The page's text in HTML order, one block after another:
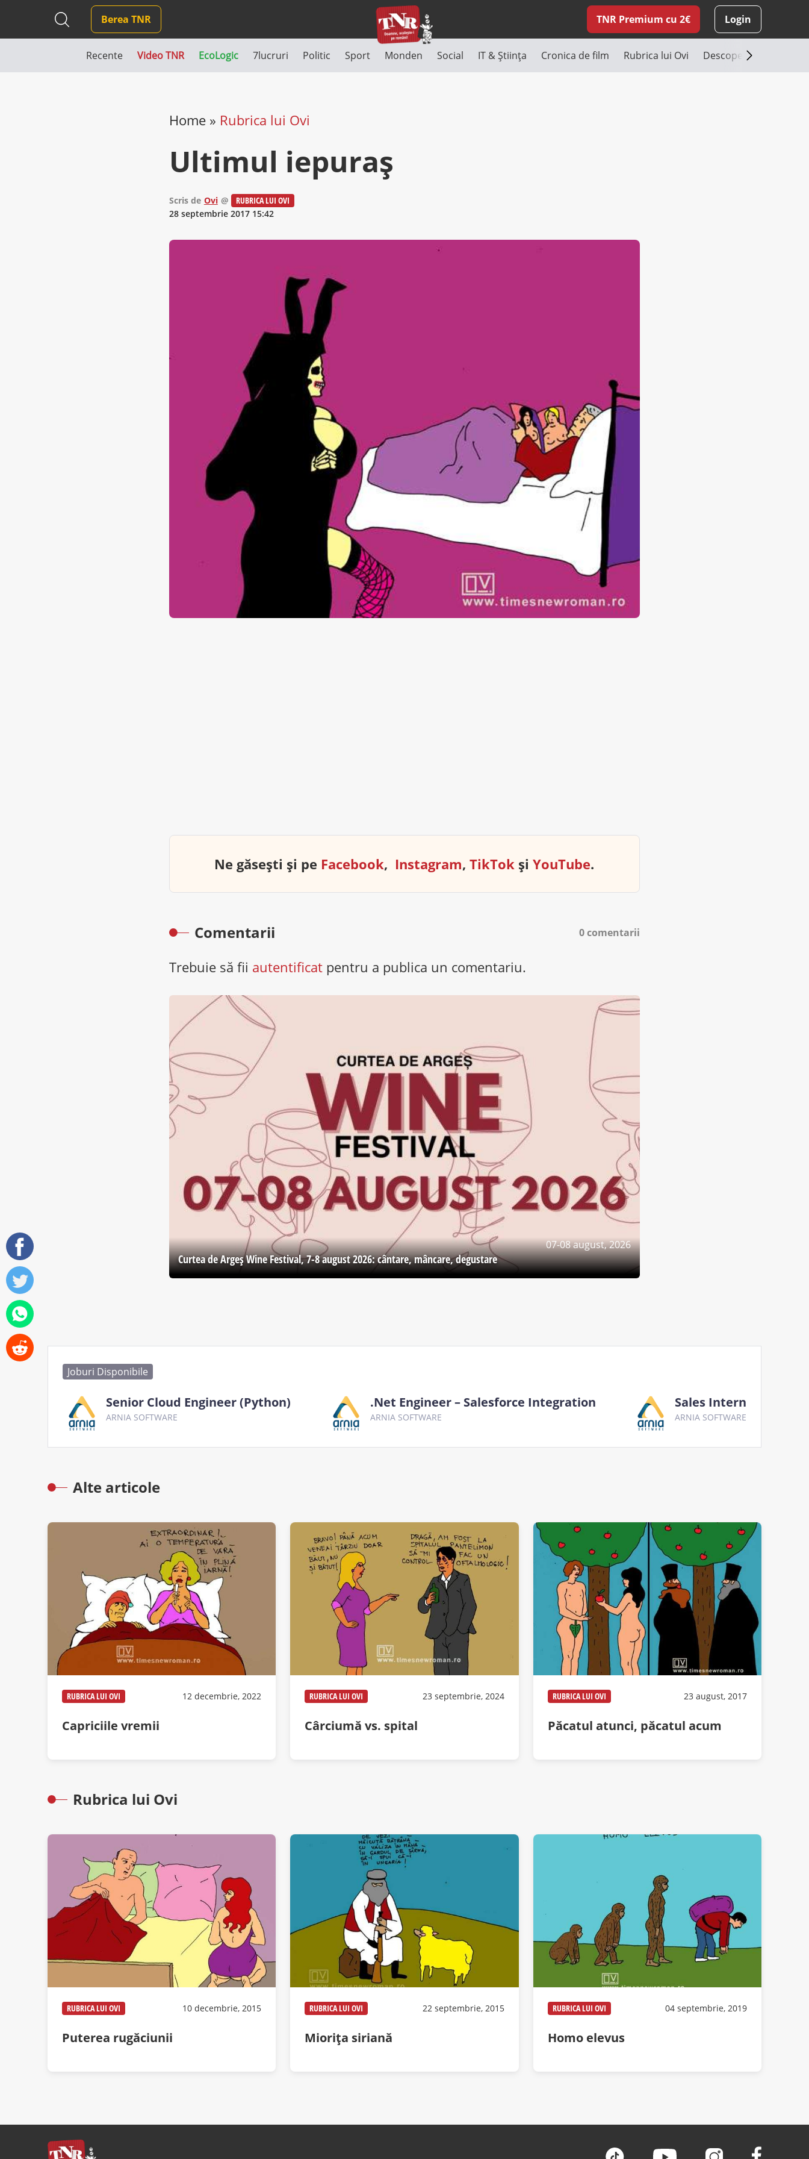
Berea TNR TNR Premium cu 2€ Login
Recente Video TNR EcoLogic 7lucruri Politic Sport Monden Social IT & Știința Cronica de film Rubrica lui Ovi Descoperă România
Home» Rubrica lui Ovi
Ultimul iepuraş
Scris de Ovi @
RUBRICA LUI OVI
28 septembrie 2017 15:42
Ne găsești și pe Facebook, Instagram,TikTok șiYouTube.
Comentarii 0 comentarii
Trebuie să fii autentificatpentru a publica un comentariu.
07-08 august, 2026
Curtea de Argeş Wine Festival, 7-8 august 2026: cântare, mâncare, degustare
Joburi Disponibile
Senior Cloud Engineer (Python)
ARNIA SOFTWARE
.Net Engineer – Salesforce Integration
ARNIA SOFTWARE
Sales Intern
ARNIA SOFTWARE
Alte articole
RUBRICA LUI OVI 12 decembrie, 2022
Capriciile vremii
RUBRICA LUI OVI 23 septembrie, 2024
Cârciumă vs. spital
RUBRICA LUI OVI 23 august, 2017
Păcatul atunci, păcatul acum
Rubrica lui Ovi
RUBRICA LUI OVI 10 decembrie, 2015
Puterea rugăciunii
RUBRICA LUI OVI 22 septembrie, 2015
Miorița siriană
RUBRICA LUI OVI 04 septembrie, 2019
Homo elevus